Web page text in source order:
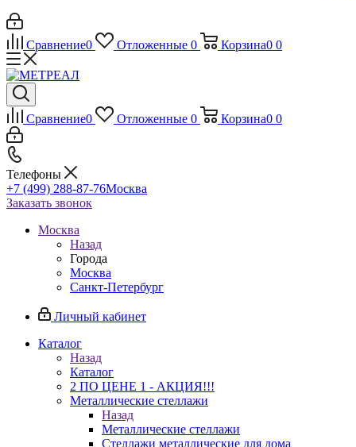
Сравнение0 Отложенные 0 Корзина0 0
Сравнение0 Отложенные 0 Корзина0 0
Телефоны
+7 (499) 288-87-76Москва
Заказать звонок
Москва
Назад
Города
Москва
Санкт-Петербург
Личный кабинет
Каталог
Назад
Каталог
2 ПО ЦЕНЕ 1 - АКЦИЯ!!!
Металлические стеллажи
Назад
Металлические стеллажи
Стеллажи металлические для дома